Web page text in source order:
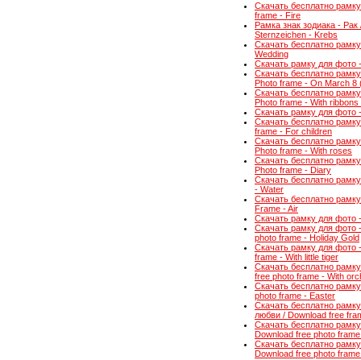
Скачать бесплатно
frame - Fire
Рамка знак зодиака -
Sternzeichen - Krebs
Скачать бесплатно
Wedding
Скачать рамку для фото
Скачать бесплатно
Photo frame - On March 8
Скачать бесплатно
Photo frame - With
Скачать рамку для фото
Скачать бесплатно
frame - For children
Скачать бесплатно
Photo frame - With roses
Скачать бесплатно
Photo frame - Diary
Скачать бесплатно
- Water
Скачать бесплатно
Frame - Air
Скачать рамку для фото
Скачать рамку для фото
photo frame - Holiday Gold
Скачать рамку для фото
frame - With little tiger
Скачать бесплатно
free photo frame - With
Скачать бесплатно
photo frame - Easter
Скачать бесплатно
любви / Download free
Скачать бесплатно
Download free photo
Скачать бесплатно
Download free photo